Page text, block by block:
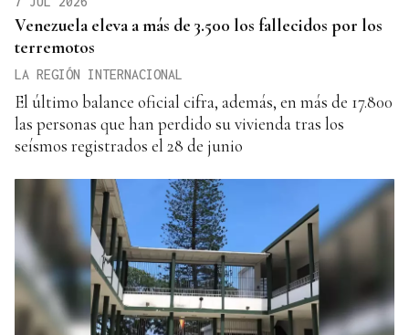
Venezuela eleva a más de 3.500 los fallecidos por los
terremotos
LA REGIÓN INTERNACIONAL
El último balance oficial cifra, además, en más de 17.800
las personas que han perdido su vivienda tras los
seísmos registrados el 28 de junio